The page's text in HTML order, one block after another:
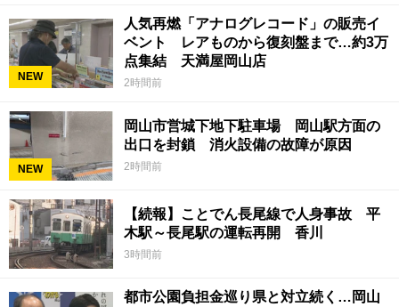
NEW
人気再燃「アナログレコード」の販売イ
ベント レアものから復刻盤まで…約3万
点集結 天満屋岡山店
2時間前
NEW
岡山市営城下地下駐車場 岡山駅方面の
出口を封鎖 消火設備の故障が原因
2時間前
【続報】ことでん長尾線で人身事故 平
木駅～長尾駅の運転再開 香川
3時間前
都市公園負担金巡り県と対立続く…岡山